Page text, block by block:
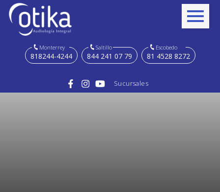
Monterrey
818244-4244
Saltillo
844 241 07 79
Escobedo
81 4528 8272
Sucursales